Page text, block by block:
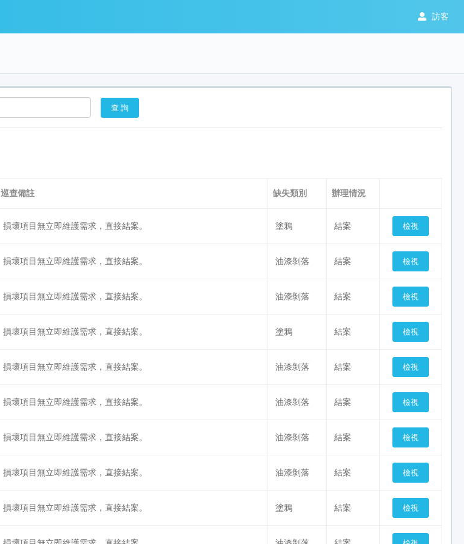
訪客
巡查備註 缺失類別 辦理情況
損壞項目無立即維護需求，直接結案。 塗鴉 結案
損壞項目無立即維護需求，直接結案。 油漆剝落 結案
損壞項目無立即維護需求，直接結案。 油漆剝落 結案
損壞項目無立即維護需求，直接結案。 塗鴉 結案
損壞項目無立即維護需求，直接結案。 油漆剝落 結案
損壞項目無立即維護需求，直接結案。 油漆剝落 結案
損壞項目無立即維護需求，直接結案。 油漆剝落 結案
損壞項目無立即維護需求，直接結案。 油漆剝落 結案
損壞項目無立即維護需求，直接結案。 塗鴉 結案